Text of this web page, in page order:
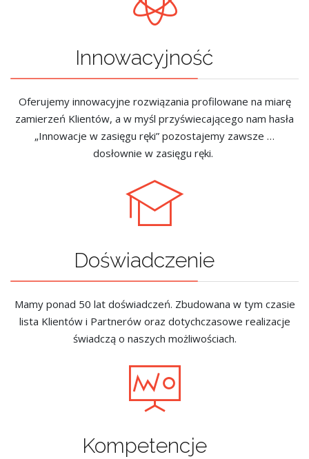
Innowacyjność
Oferujemy innowacyjne rozwiązania profilowane na miarę
zamierzeń Klientów, a w myśl przyświecającego nam hasła
„Innowacje w zasięgu ręki” pozostajemy zawsze …
dosłownie w zasięgu ręki.
Doświadczenie
Mamy ponad 50 lat doświadczeń. Zbudowana w tym czasie
lista Klientów i Partnerów oraz dotychczasowe realizacje
świadczą o naszych możliwościach.
Kompetencje